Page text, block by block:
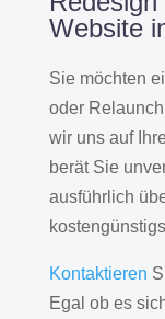
Website
Sie möchten
oder
wir uns auf
berät Sie
ausführlich
Kontaktieren
Egal ob es